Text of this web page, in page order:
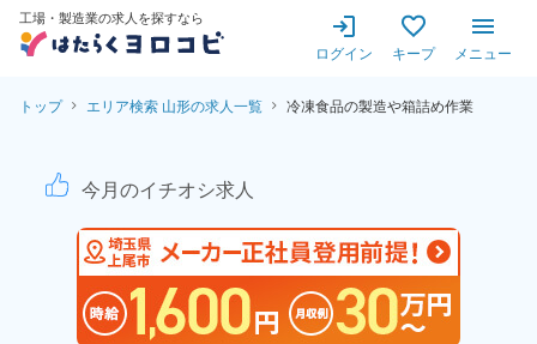
工場・製造業の求人を探すなら
ログイン キープ メニュー
トップ エリア検索 山形の求人一覧 冷凍食品の製造や箱詰め作業
冷凍食品の製造・箱詰め作
今月のイチオシ求人